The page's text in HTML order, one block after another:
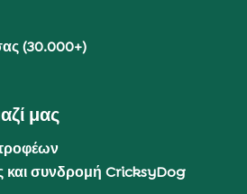
(30.000+)
μας
και συνδρομή CricksyDog